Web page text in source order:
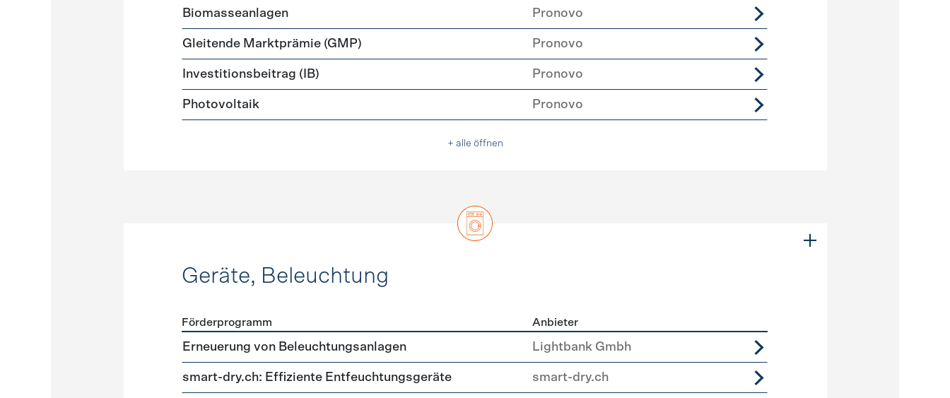
Förderprogramme
Biomasseanlagen Pronovo
Gleitende Marktprämie (GMP) Pronovo
Investitionsbeitrag (IB) Pronovo
Photovoltaik Pronovo
+ alle öffnen
Geräte, Beleuchtung
Förderprogramme Geräte, Beleuchtung
Förderprogramm Anbieter
Erneuerung von Beleuchtungsanlagen Lightbank Gmbh
smart-dry.ch: Effiziente Entfeuchtungsgeräte smart-dry.ch